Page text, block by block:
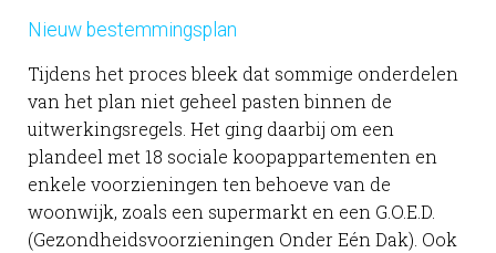
Nieuw bestemmingsplan
Tijdens het proces bleek dat sommige onderdelen
van het plan niet geheel pasten binnen de
uitwerkingsregels. Het ging daarbij om een
plandeel met 18 sociale koopappartementen en
enkele voorzieningen ten behoeve van de
woonwijk, zoals een supermarkt en een G.O.E.D.
(Gezondheidsvoorzieningen Onder Eén Dak). Ook